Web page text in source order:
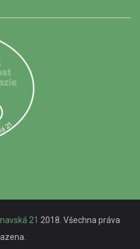
21 2018. Všechna práva